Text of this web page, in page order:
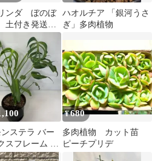
ンダ ぼのぼ
土付き発送
ハオルチア 「銀河うさ
ぎ」多肉植物
ンステラ バー
スフレーム デ
サ
¥680
多肉植物 カット苗
ピーチプリデ